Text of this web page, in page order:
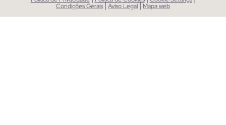
Condições Gerais|Aviso Legal| Mapa web